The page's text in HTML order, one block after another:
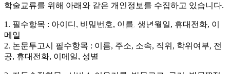
개인정보처리방침
학술교류를 위해 아래와 같은 개인정보를 수집하고 있습니다.
1. 필수항목 : 아이디, 비밀번호, 이름, 생년월일, 휴대전화, 이
메일
2. 논문투고시 필수항목 : 이름, 주소, 소속, 직위, 학위여부, 전
공, 휴대전화, 이메일, 성별